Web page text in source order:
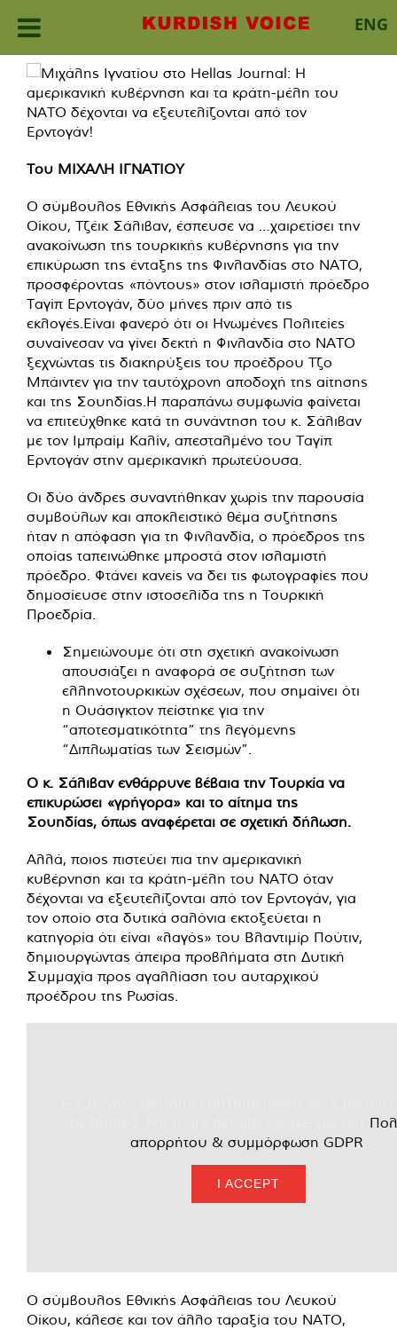
ENG
Skip
content
Του ΜΙΧΑΛΗ ΙΓΝΑΤΙΟΥ
Ο σύμβουλος Εθνικής Ασφάλειας του Λευκού
Οίκου, Τζέικ Σάλιβαν, έσπευσε να …χαιρετίσει την
ανακοίνωση της τουρκικής κυβέρνησης για την
επικύρωση της ένταξης της Φινλανδίας στο ΝΑΤΟ,
προσφέροντας «πόντους» στον ισλαμιστή πρόεδρο
Ταγίπ Ερντογάν, δύο μήνες πριν από τις
εκλογές.Είναι φανερό ότι οι Ηνωμένες Πολιτείες
συναίνεσαν να γίνει δεκτή η Φινλανδία στο ΝΑΤΟ
ξεχνώντας τις διακηρύξεις του προέδρου Τζο
Μπάιντεν για την ταυτόχρονη αποδοχή της αίτησης
και της Σουηδίας.Η παραπάνω συμφωνία φαίνεται
να επιτεύχθηκε κατά τη συνάντηση του κ. Σάλιβαν
με τον Ιμπραίμ Καλίν, απεσταλμένο του Ταγίπ
Ερντογάν στην αμερικανική πρωτεύουσα.
Οι δύο άνδρες συναντήθηκαν χωρίς την παρουσία
συμβούλων και αποκλειστικό θέμα συζήτησης
ήταν η απόφαση για τη Φινλανδία, ο πρόεδρος της
οποίας ταπεινώθηκε μπροστά στον ισλαμιστή
πρόεδρο. Φτάνει κανείς να δει τις φωτογραφίες που
δημοσίευσε στην ιστοσελίδα της η Τουρκική
Προεδρία.
Σημειώνουμε ότι στη σχετική ανακοίνωση
απουσιάζει η αναφορά σε συζήτηση των
ελληνοτουρκικών σχέσεων, που σημαίνει ότι
η Ουάσιγκτον πείστηκε για την
“αποτεσματικότητα” της λεγόμενης
“Διπλωματίας των Σεισμών”.
Ο κ. Σάλιβαν ενθάρρυνε βέβαια την Τουρκία να
επικυρώσει «γρήγορα» και το αίτημα της
Σουηδίας, όπως αναφέρεται σε σχετική δήλωση.
Αλλά, ποιος πιστεύει πια την αμερικανική
κυβέρνηση και τα κράτη-μέλη του ΝΑΤΟ όταν
δέχονται να εξευτελίζονται από τον Ερντογάν, για
τον οποίο στα δυτικά σαλόνια εκτοξεύεται η
κατηγορία ότι είναι «λαγός» του Βλαντιμίρ Πούτιν,
δημιουργώντας άπειρα προβλήματα στη Δυτική
Συμμαχία προς αγαλλίαση του αυταρχικού
προέδρου της Ρωσίας.
απορρήτου & συμμόρφωση GDPR
I ACCEPT
Ο σύμβουλος Εθνικής Ασφάλειας του Λευκού
Οίκου, κάλεσε και τον άλλο ταραξία του ΝΑΤΟ,